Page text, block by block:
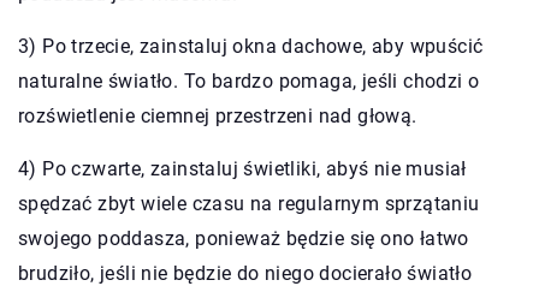
3) Po trzecie, zainstaluj okna dachowe, aby wpuścić
naturalne światło. To bardzo pomaga, jeśli chodzi o
rozświetlenie ciemnej przestrzeni nad głową.
4) Po czwarte, zainstaluj świetliki, abyś nie musiał
spędzać zbyt wiele czasu na regularnym sprzątaniu
swojego poddasza, ponieważ będzie się ono łatwo
brudziło, jeśli nie będzie do niego docierało światło